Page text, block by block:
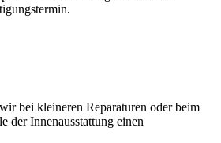
bei kleineren Reparaturen oder beim
der Innenausstattung einen